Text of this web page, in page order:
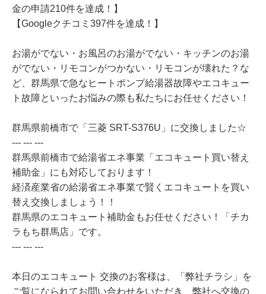
金の申請210件を達成！】
【Googleクチコミ397件を達成！】
お湯がでない・お風呂のお湯がでない・キッチンのお湯
がでない・リモコンがつかない・リモコンが壊れた？な
ど、群馬県で急なヒートポンプ給湯器故障やエコキュー
ト故障といったお悩みの際も私たちにお任せください！
群馬県前橋市で「三菱 SRT-S376U」に交換しました☆
--- --- ---
群馬県前橋市で給湯省エネ事業「エコキュート買い替え
補助金」にも対応しております！
経済産業省の給湯省エネ事業で賢くエコキュートを買い
替え交換しましょう！！
群馬県のエコキュート補助金もお任せください！「チカ
ラもち群馬店」です。
--- --- ---
本日のエコキュート 交換のお客様は、「弊社チラシ」を
ご覧になられてお問い合わせをいただき、弊社へ交換の